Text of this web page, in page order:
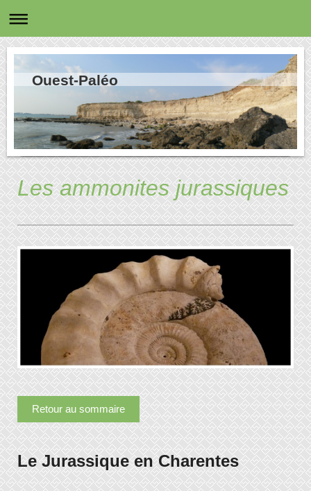
Ouest-Paléo
Les ammonites jurassiques
Retour au sommaire
Le Jurassique en Charentes